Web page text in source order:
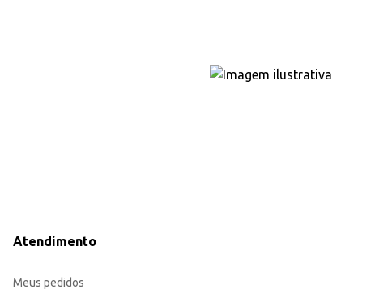
Atendimento
Meus pedidos